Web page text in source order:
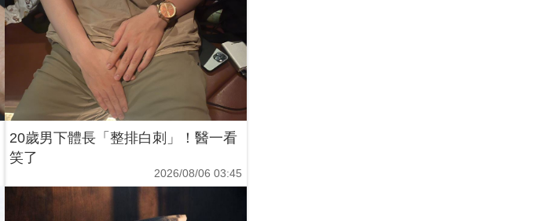
20歲男下體長「整排白刺」！醫一看
笑了
2026/08/06 03:45